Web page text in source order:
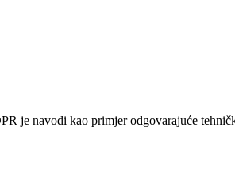
je navodi kao primjer odgovarajuće